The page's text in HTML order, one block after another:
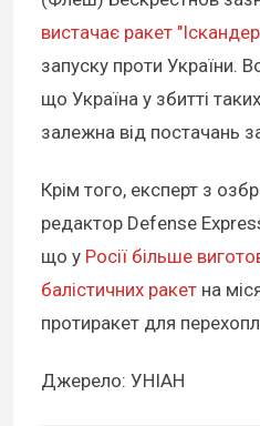
вистачає ракет
запуску проти України.
що Україна у збитті
залежна від постачань
Крім того, експерт з
редактор Defense
що у Росії більше
балістичних ракет на
протиракет для
Джерело: УНІАН